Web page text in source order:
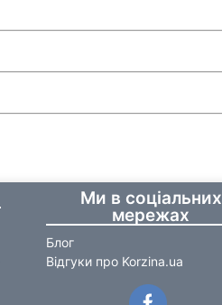
Ми в соціальних
мережах
Блог
Відгуки про Korzina.ua